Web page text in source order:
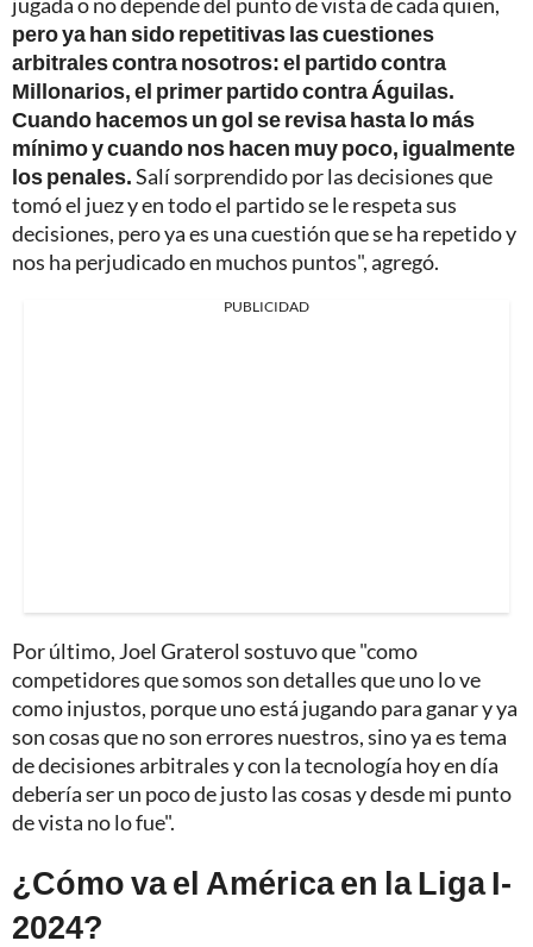
pero ya han sido repetitivas las cuestiones
arbitrales contra nosotros: el partido contra
Millonarios, el primer partido contra Águilas.
Cuando hacemos un gol se revisa hasta lo más
mínimo y cuando nos hacen muy poco, igualmente
los penales.Salí sorprendido por las decisiones que
tomó el juez y en todo el partido se le respeta sus
decisiones, pero ya es una cuestión que se ha repetido y
nos ha perjudicado en muchos puntos", agregó.
PUBLICIDAD
Por último, Joel Graterol sostuvo que "como
competidores que somos son detalles que uno lo ve
como injustos, porque uno está jugando para ganar y ya
son cosas que no son errores nuestros, sino ya es tema
de decisiones arbitrales y con la tecnología hoy en día
debería ser un poco de justo las cosas y desde mi punto
de vista no lo fue".
¿Cómo va el América en la Liga I-
2024?